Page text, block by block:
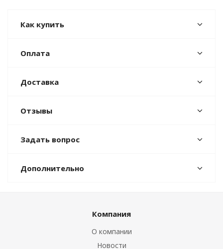
Как купить
Оплата
Доставка
Отзывы
Задать вопрос
Дополнительно
Компания
О компании
Новости